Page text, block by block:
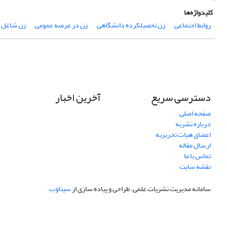
کلیدواژه‌ها
روابط اجتماعی
زن تحصیل‏کرده دانشگاهی زن در عرصه عمومی زن
دسترسی سریع
صفحه اصلی
درباره نشریه
اعضای هیات تحریریه
ارسال مقاله
تماس با ما
نقشه سایت
آخرین اخبار
سامانه مدیریت نشریات علمی.طراحی و پیاده سازی ازسیناوب